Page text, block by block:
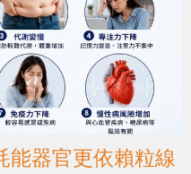
器官更依賴粒線